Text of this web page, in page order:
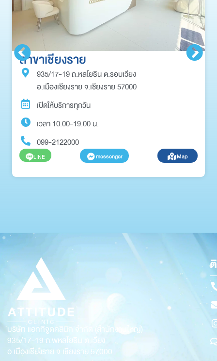
สาขาเชียงราย
935/17-19 ถ.หลโยธิน ต.รอบเวียง
อ.เมืองเชียงราย จ.เชียงราย 57000
เปิดให้บริการทุกวัน
เวลา 10.00-19.00 น.
099-2122000
LINE messenger Map
บริษัท แอททิจูดคลินิก จำกัด (สำนักงานใหญ่)
935/17-19 ถ.พหลโยธิน ต.เวียง
อ.เมืองเชียงราย จ.เชียงราย 57000